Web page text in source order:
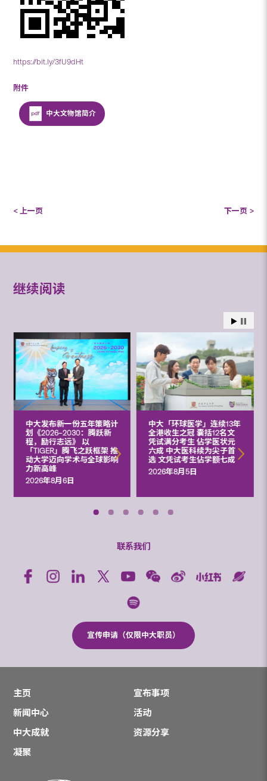
https://bit.ly/3fU9dHt
附件
中大文物馆简介
< 上一页 下一页 >
继续阅读
中大发布新一份五年策略计
划《2026‒2030：腾跃新
程，励行志远》 以
「TIGER」腾飞之跃框架 推
动大学迈向学术与全球影响
力新高峰
2026年8月6日
中大「环球医学」连续13年
全港收生之冠 囊括12名文
凭试满分考生 佔学医状元
六成 中大医科续为尖子首
选 文凭试考生佔学额七成
2026年8月5日
联系我们
宣传申请（仅限中大职员）
主页
宣布事项
新闻中心
活动
中大成就
资源分享
凝聚